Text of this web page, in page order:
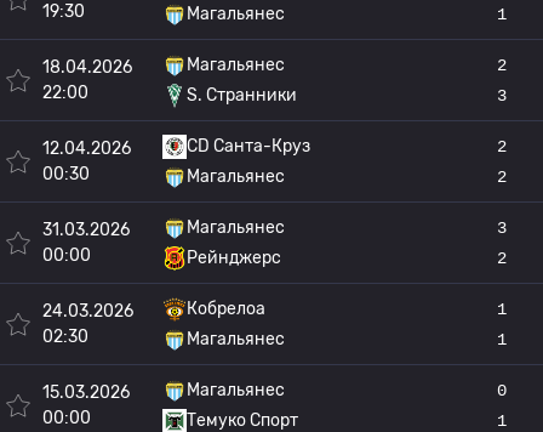
19:30
Магальянес
1
18.04.2026
22:00
Магальянес
S. Странники
2
3
12.04.2026
00:30
CD Санта-Круз
Магальянес
2
2
31.03.2026
00:00
Магальянес
Рейнджерс
3
2
24.03.2026
02:30
Кобрелоа
Магальянес
1
1
15.03.2026
00:00
Магальянес
Темуко Спорт
0
1